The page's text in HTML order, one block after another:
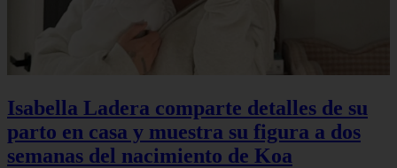
Isabella Ladera comparte detalles de su
parto en casa y muestra su figura a dos
semanas del nacimiento de Koa